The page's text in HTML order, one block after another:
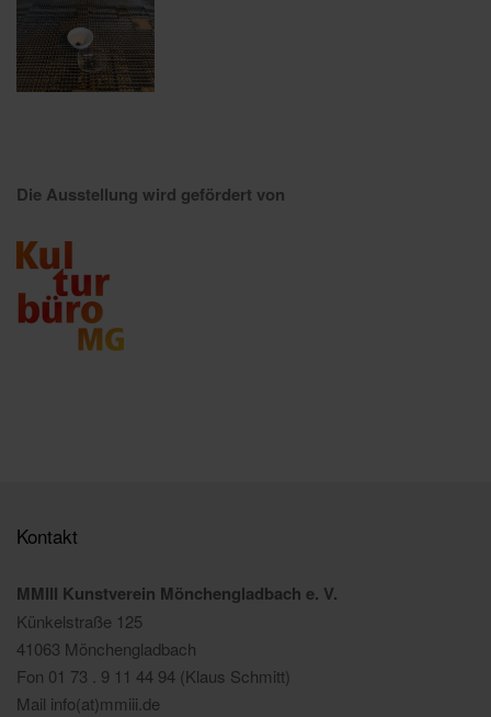
Die Ausstellung wird gefördert von
Kontakt
MMIII Kunstverein Mönchengladbach e. V.
Künkelstraße 125
41063 Mönchengladbach
Fon 01 73 . 9 11 44 94 (Klaus Schmitt)
Mail info(at)mmiii.de